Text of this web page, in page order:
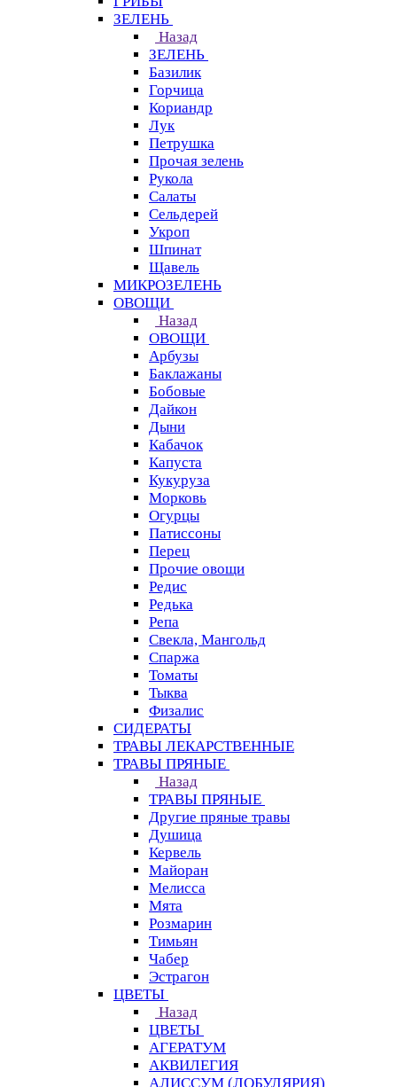
ЗЕЛЕНЬ
Назад
ЗЕЛЕНЬ
Базилик
Горчица
Кориандр
Лук
Петрушка
Прочая зелень
Рукола
Салаты
Сельдерей
Укроп
Шпинат
Щавель
МИКРОЗЕЛЕНЬ
ОВОЩИ
Назад
ОВОЩИ
Арбузы
Баклажаны
Бобовые
Дайкон
Дыни
Кабачок
Капуста
Кукуруза
Морковь
Огурцы
Патиссоны
Перец
Прочие овощи
Редис
Редька
Репа
Свекла, Мангольд
Спаржа
Томаты
Тыква
Физалис
СИДЕРАТЫ
ТРАВЫ ЛЕКАРСТВЕННЫЕ
ТРАВЫ ПРЯНЫЕ
Назад
ТРАВЫ ПРЯНЫЕ
Другие пряные травы
Душица
Кервель
Майоран
Мелисса
Мята
Розмарин
Тимьян
Чабер
Эстрагон
ЦВЕТЫ
Назад
ЦВЕТЫ
АГЕРАТУМ
АКВИЛЕГИЯ
АЛИССУМ (ЛОБУЛЯРИЯ)